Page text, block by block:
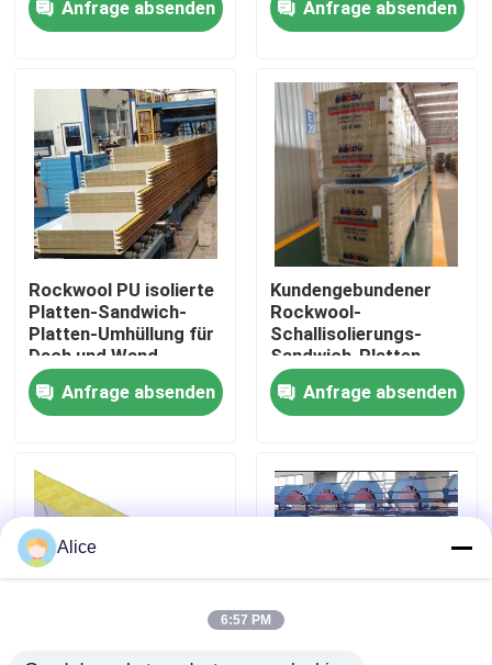
Haus
Produkte
Über uns
Fabrik-Ausflug
Qualitätskontrolle
Treten Sie mit uns in Verbindung
Stahlkonstruktionsgebäude
Stahlkonstruktionslager
Anfrage absenden
überdacht
Anfrage absenden
Rockwool PU isolierte
Platten-Sandwich-
Platten-Umhüllung für
Dach und Wand
Anfrage absenden
Kundengebundener
Rockwool-
Schallisolierungs-
Sandwich-Platten-
Wand-Stahl
schalldicht
Anfrage absenden
Alice
6:57 PM